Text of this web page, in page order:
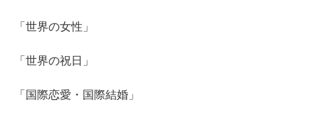
「世界の女性」
「世界の祝日」
「国際恋愛・国際結婚」